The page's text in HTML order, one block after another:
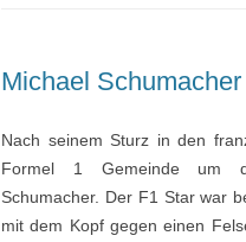
Michael
Nach seinem Sturz in den
Formel 1 Gemeinde um
Schumacher. Der F1 Star war
mit dem Kopf gegen einen